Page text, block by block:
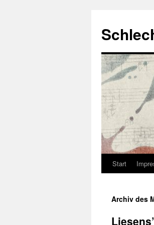
springen
Start
Archiv des